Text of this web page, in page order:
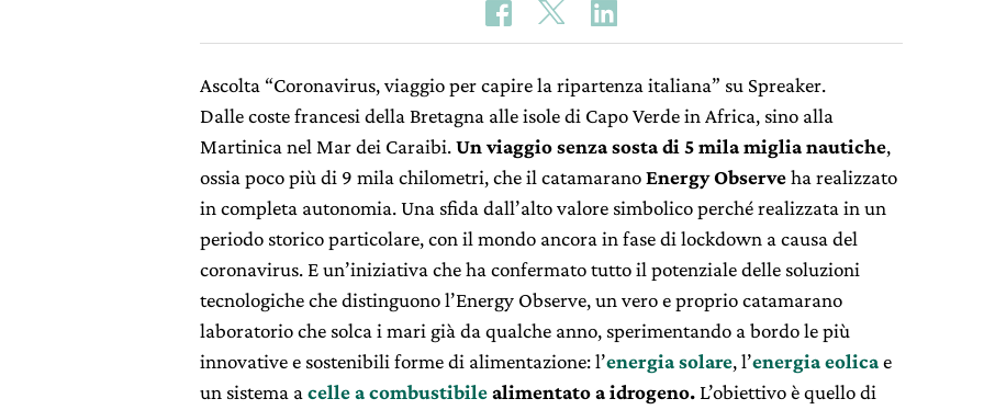
Ascolta “Coronavirus, viaggio per capire la ripartenza italiana” su Spreaker.
Dalle coste francesi della Bretagna alle isole di Capo Verde in Africa, sino alla
Martinica nel Mar dei Caraibi.Un viaggio senza sosta di 5 mila miglia nautiche,
ossia poco più di 9 mila chilometri, che il catamaranoEnergy Observeha realizzato
in completa autonomia. Una sfida dall’alto valore simbolico perché realizzata in un
periodo storico particolare, con il mondo ancora in fase di lockdown a causa del
coronavirus. E un’iniziativa che ha confermato tutto il potenziale delle soluzioni
tecnologiche che distinguono l’Energy Observe, un vero e proprio catamarano
laboratorio che solca i mari già da qualche anno, sperimentando a bordo le più
innovative e sostenibili forme di alimentazione: l’energia solare, l’energia eolicae
un sistema a celle a combustibilealimentato a idrogeno. L’obiettivo è quello di